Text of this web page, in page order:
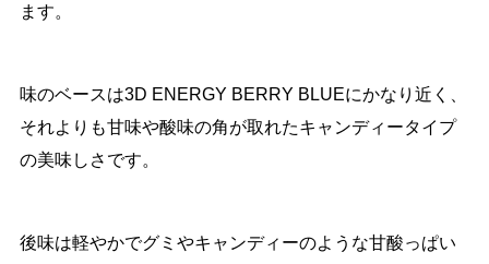
ます。
味のベースは3D ENERGY BERRY BLUEにかなり近く、
それよりも甘味や酸味の角が取れたキャンディータイプ
の美味しさです。
後味は軽やかでグミやキャンディーのような甘酸っぱい